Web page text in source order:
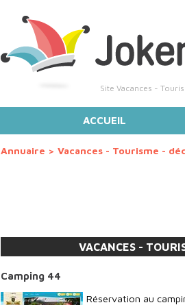
Site Vacances -
VACANCES -
ACCUEIL
Annuaire > Vacances - Tourisme -
Camping 44
Réservation au